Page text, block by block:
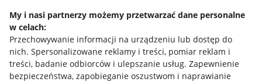
My i nasi partnerzy możemy przetwarzać dane personalne
w celach:
Przechowywanie informacji na urządzeniu lub dostęp do
nich. Spersonalizowane reklamy i treści, pomiar reklam i
treści, badanie odbiorców i ulepszanie usług. Zapewnienie
bezpieczeństwa, zapobieganie oszustwom i naprawianie
Allegro Gadane dla sprzedających
Allegro Gadane dla kupujących
Mapa miejscowości